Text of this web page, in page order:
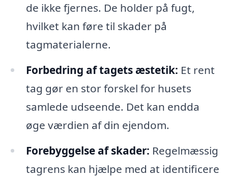
de ikke fjernes. De holder på fugt,
hvilket kan føre til skader på
tagmaterialerne.
Forbedring af tagets æstetik: Et rent
tag gør en stor forskel for husets
samlede udseende. Det kan endda
øge værdien af din ejendom.
Forebyggelse af skader: Regelmæssig
tagrens kan hjælpe med at identificere